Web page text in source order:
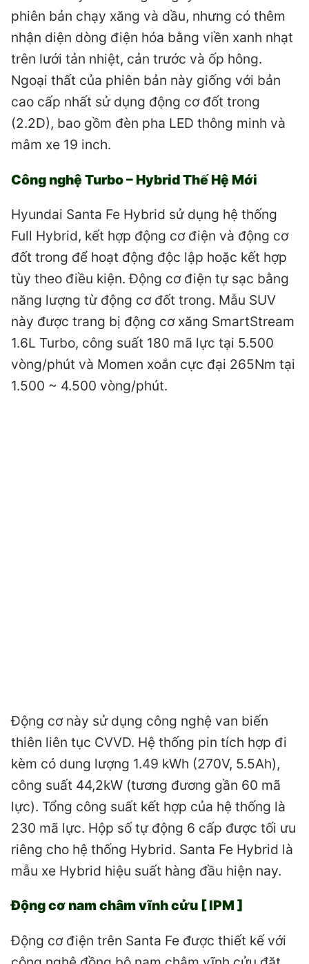
phiên bản chạy xăng và dầu, nhưng có thêm
nhận diện dòng điện hóa bằng viền xanh nhạt
trên lưới tản nhiệt, cản trước và ốp hông.
Ngoại thất của phiên bản này giống với bản
cao cấp nhất sử dụng động cơ đốt trong
(2.2D), bao gồm đèn pha LED thông minh và
mâm xe 19 inch.
Công nghệ Turbo – Hybrid Thế Hệ Mới
Hyundai Santa Fe Hybrid sử dụng hệ thống
Full Hybrid, kết hợp động cơ điện và động cơ
đốt trong để hoạt động độc lập hoặc kết hợp
tùy theo điều kiện. Động cơ điện tự sạc bằng
năng lượng từ động cơ đốt trong. Mẫu SUV
này được trang bị động cơ xăng SmartStream
1.6L Turbo, công suất 180 mã lực tại 5.500
vòng/phút và Momen xoắn cực đại 265Nm tại
1.500 ~ 4.500 vòng/phút.
Động cơ này sử dụng công nghệ van biến
thiên liên tục CVVD. Hệ thống pin tích hợp đi
kèm có dung lượng 1.49 kWh (270V, 5.5Ah),
công suất 44,2kW (tương đương gần 60 mã
lực). Tổng công suất kết hợp của hệ thống là
230 mã lực. Hộp số tự động 6 cấp được tối ưu
riêng cho hệ thống Hybrid. Santa Fe Hybrid là
mẫu xe Hybrid hiệu suất hàng đầu hiện nay.
Động cơ nam châm vĩnh cửu [ IPM ]
Động cơ điện trên Santa Fe được thiết kế với